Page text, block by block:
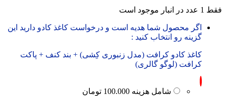
فقط 1 عدد در انبار موجود است
اگر محصول شما هدیه است و درخواست کاغذ کادو دارید این
گزینه رو انتخاب کنید :
کاغذ کادو کرافت (مدل زنبوری کِشی) + بند کنف + پاکت
کرافت (لوگو گالری)
شامل هزینه 100.000 تومان